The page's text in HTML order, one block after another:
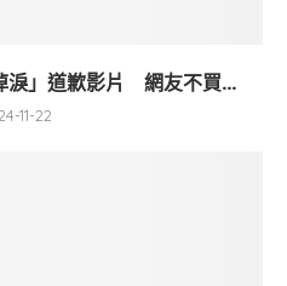
淚」道歉影片 網友不買...
11-22